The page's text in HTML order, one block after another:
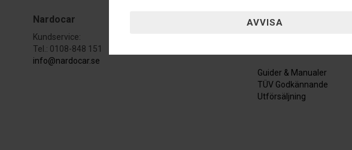
Nardocar
Kundservice:
Tel.: 0108-848 151
info@nardocar.se
Kundservice
Guider & Manualer
TÜV Godkännande
Utförsäljning